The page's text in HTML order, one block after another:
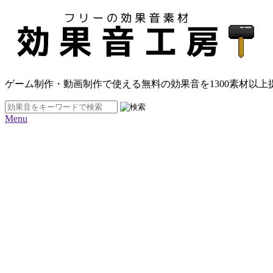
ゲーム制作・動画制作で使える無料の効果音を1300素材以上
Menu